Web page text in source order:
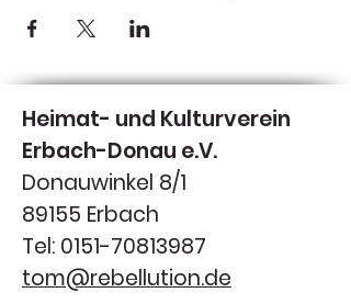
Heimat- und Kulturverein
Erbach-Donau e.V.
Donauwinkel 8/1
89155 Erbach
Tel: 0151-70813987
tom@rebellution.de